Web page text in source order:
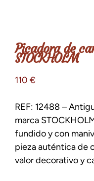
Picadora de
STOCKHOLM
110 €
REF: 12488 –
marca
fundido y con
pieza auténtica de
valor decorativo y